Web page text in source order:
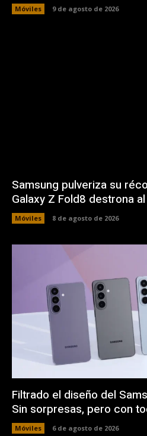
Móviles 9 de agosto de 2026
Samsung pulveriza su
Galaxy Z Fold8 destrona
Móviles 8 de agosto de 2026
Filtrado el diseño del
Sin sorpresas, pero con
Móviles 6 de agosto de 2026